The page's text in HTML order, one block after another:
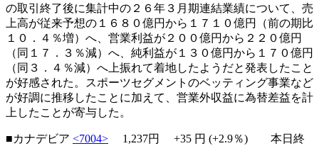
の取引終了後に集計中の２６年３月期連結業績について、売
上高が従来予想の１６８０億円から１７１０億円（前の期比
１０．４％増）へ、営業利益が２００億円から２２０億円
（同１７．３％減）へ、純利益が１３０億円から１７０億円
（同３．４％減）へ上振れて着地したようだと発表したこと
が好感された。スポーツセグメントのベッティング事業など
が好調に推移したことに加えて、営業外収益に為替差益を計
上したことが寄与した。
■カナデビア <7004> 1,237円 +35 円 (+2.9％) 本日終